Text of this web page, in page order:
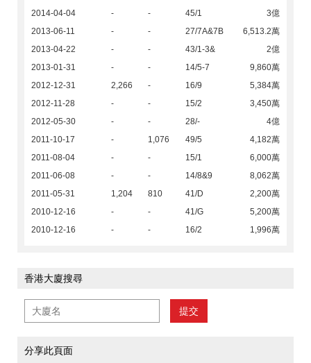
2014-04-04
- - 45/1
3億
2013-06-11
- - 27/7A&7B
6,513.2萬
2013-04-22
- - 43/1-3&
2億
2013-01-31
- - 14/5-7
9,860萬
2012-12-31
2,266 - 16/9
5,384萬
2012-11-28
- - 15/2
3,450萬
2012-05-30
- - 28/-
4億
2011-10-17
- 1,076 49/5
4,182萬
2011-08-04
- - 15/1
6,000萬
2011-06-08
- - 14/8&9
8,062萬
2011-05-31
1,204 810 41/D
2,200萬
2010-12-16
- - 41/G
5,200萬
2010-12-16
- - 16/2 1,996萬
香港大廈搜尋
提交
分享此頁面